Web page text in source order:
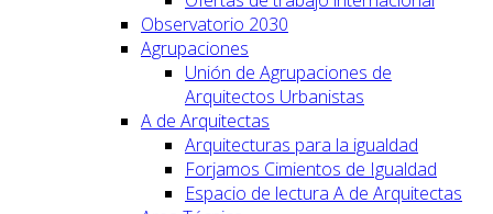
Observatorio 2030
Agrupaciones
Unión de Agrupaciones de
Arquitectos Urbanistas
A de Arquitectas
Arquitecturas para la igualdad
Forjamos Cimientos de Igualdad
Espacio de lectura A de Arquitectas